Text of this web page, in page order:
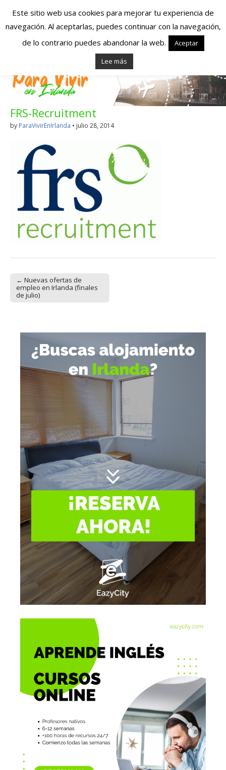
Españoles en
Irlanda – Vivir en
Irlanda – Trabajo
en Irlanda –
Alojamiento en
Irlanda
Blog dedicado a los que viven, estudian y trabajan en
FRS-Recruitment
by ParaVivirEnIrlanda • julio 28, 2014
Post navigation
← Nuevas ofertas de
empleo en Irlanda (finales
de julio)
Este sitio web usa cookies para mejorar tu experiencia de
navegación. Al aceptarlas, puedes continuar con la navegación,
de lo contrario puedes abandonar la web.
Aceptar
Lee más